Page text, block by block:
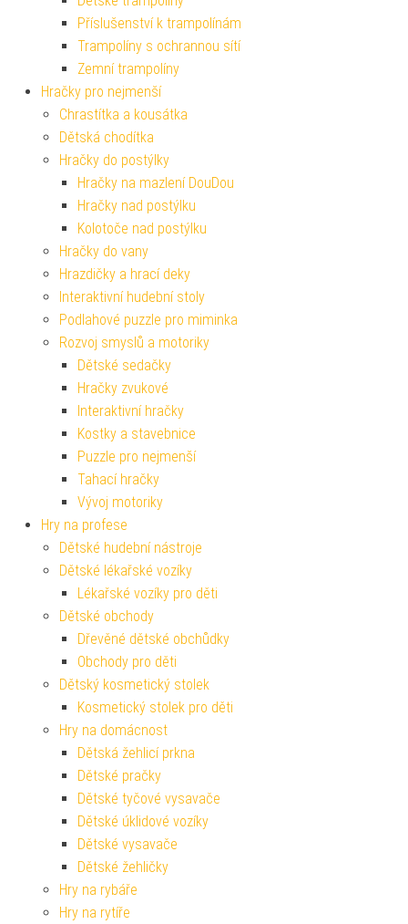
Příslušenství k trampolínám
Trampolíny s ochrannou sítí
Zemní trampolíny
Hračky pro nejmenší
Chrastítka a kousátka
Dětská chodítka
Hračky do postýlky
Hračky na mazlení DouDou
Hračky nad postýlku
Kolotoče nad postýlku
Hračky do vany
Hrazdičky a hrací deky
Interaktivní hudební stoly
Podlahové puzzle pro miminka
Rozvoj smyslů a motoriky
Dětské sedačky
Hračky zvukové
Interaktivní hračky
Kostky a stavebnice
Puzzle pro nejmenší
Tahací hračky
Vývoj motoriky
Hry na profese
Dětské hudební nástroje
Dětské lékařské vozíky
Lékařské vozíky pro děti
Dětské obchody
Dřevěné dětské obchůdky
Obchody pro děti
Dětský kosmetický stolek
Kosmetický stolek pro děti
Hry na domácnost
Dětská žehlicí prkna
Dětské pračky
Dětské tyčové vysavače
Dětské úklidové vozíky
Dětské vysavače
Dětské žehličky
Hry na rybáře
Hry na rytíře